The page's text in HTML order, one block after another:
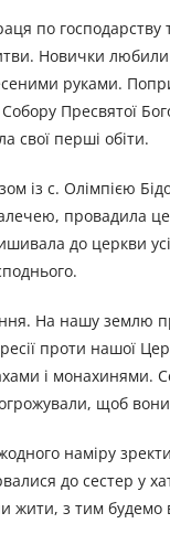
по
Новички любили
руками.
Собору Пресвятої
свої перші обіти.
із с. Олімпією
провадила
до церкви
На нашу землю
проти нашої
і монахинями.
щоб вони
наміру
до сестер у
жити, з тим будемо